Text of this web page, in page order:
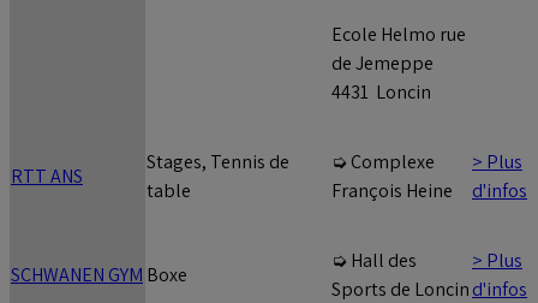
Ecole Helmo rue
de Jemeppe
4431 Loncin
RTT ANS
Stages, Tennis de
table
➭ Complexe
François Heine
> Plus
d'infos
SCHWANEN GYM Boxe
➭ Hall des
Sports de Loncin
> Plus
d'infos